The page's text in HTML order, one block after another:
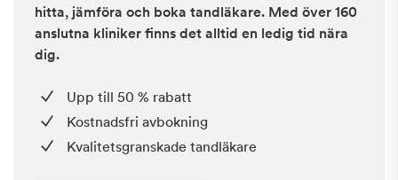
hitta, jämföra och boka tandläkare. Med över 160
anslutna kliniker finns det alltid en ledig tid nära
dig.
Upp till 50 % rabatt
Kostnadsfri avbokning
Kvalitetsgranskade tandläkare